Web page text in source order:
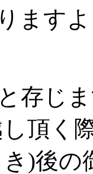
ます
存じ
頂く
)後